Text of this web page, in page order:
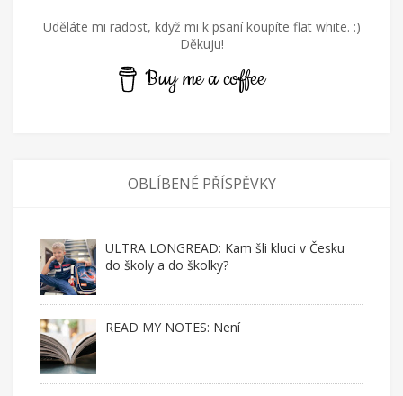
Uděláte mi radost, když mi k psaní koupíte flat white. :)
Děkuju!
Buy me a coffee
OBLÍBENÉ PŘÍSPĚVKY
ULTRA LONGREAD: Kam šli kluci v Česku
do školy a do školky?
READ MY NOTES: Není